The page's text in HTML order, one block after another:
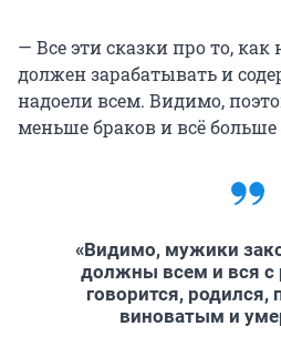
— Все эти сказки про то,
должен зарабатывать и
надоели всем. Видимо,
меньше браков и всё больше
«Видимо, мужики
должны всем и вся с
говорится,
виноватым и